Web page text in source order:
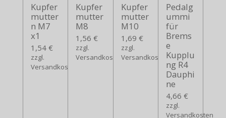
Kupfer
mutter
n M7
x1
1,54 €
zzgl.
Versandkosten
Kupfer
mutter
M8
1,56 €
zzgl.
Versandkosten
Kupfer
mutter
M10
1,69 €
zzgl.
Versandkosten
Pedalg
ummi
für
Brems
e
Kupplu
ng R4
Dauphi
ne
4,66 €
zzgl.
Versandkosten